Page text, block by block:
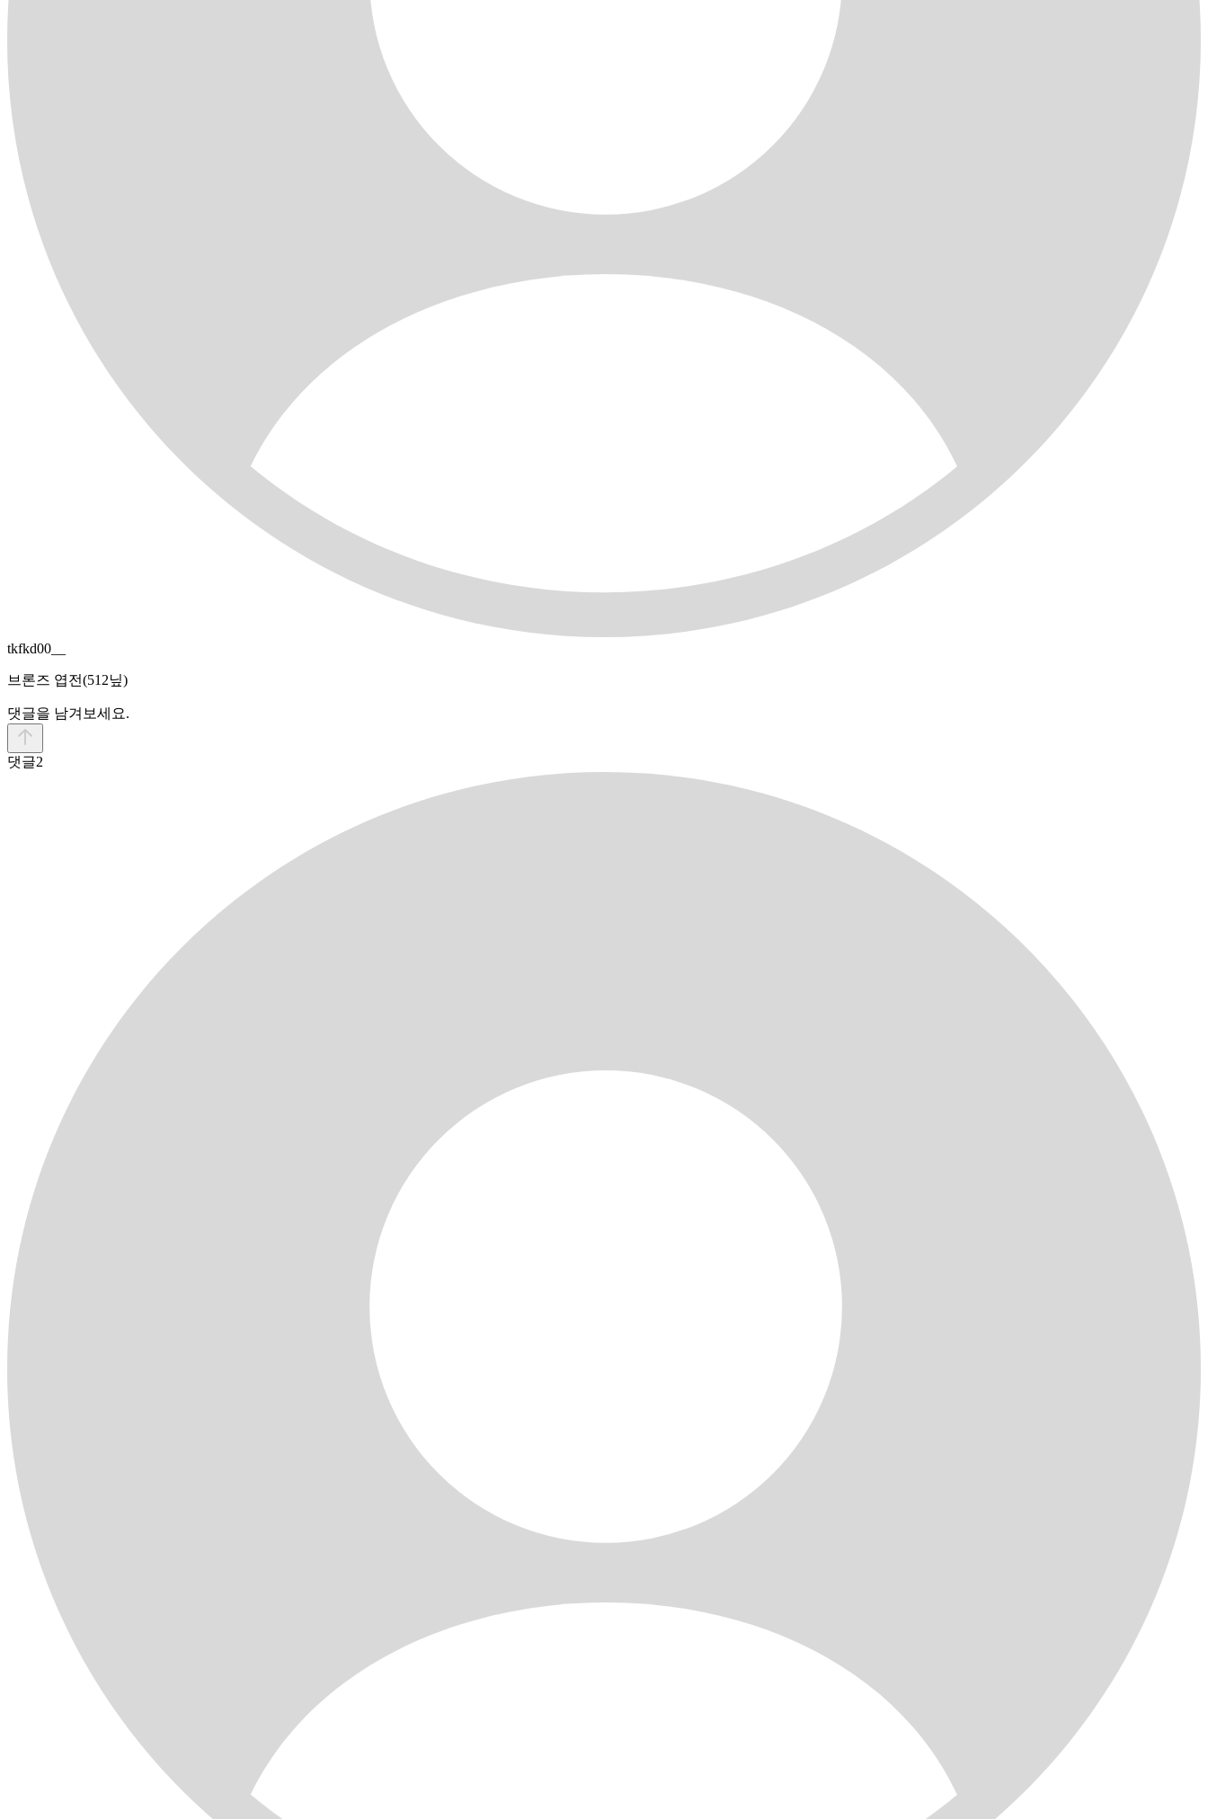
tkfkd00__
브론즈 엽전(512닢)
댓글을 남겨보세요.
댓글2